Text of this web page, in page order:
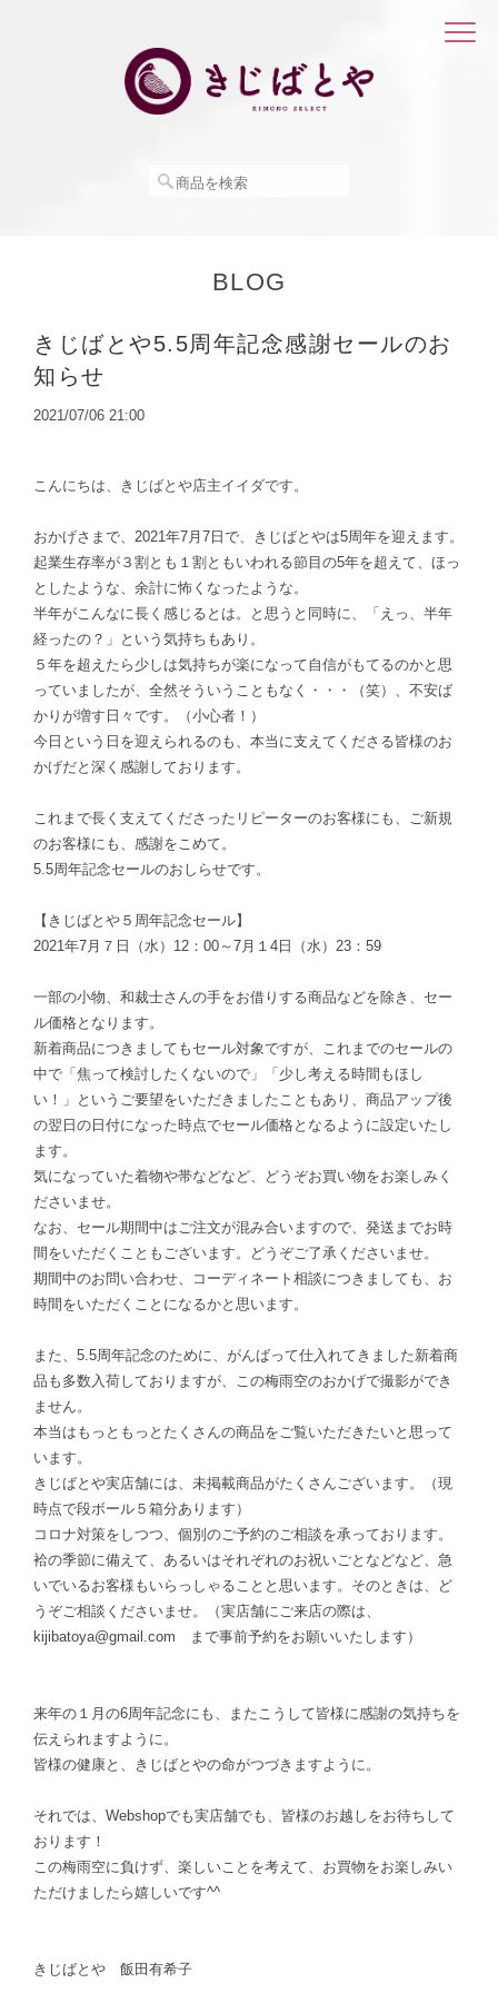
BLOG
きじばとや5.5周年記念感謝セールのお
知らせ
2021/07/06 21:00
こんにちは、きじばとや店主イイダです。
おかげさまで、2021年7月7日で、きじばとやは5周年を迎えます。
起業生存率が３割とも１割ともいわれる節目の5年を超えて、ほっ
としたような、余計に怖くなったような。
半年がこんなに長く感じるとは。と思うと同時に、「えっ、半年
経ったの？」という気持ちもあり。
５年を超えたら少しは気持ちが楽になって自信がもてるのかと思
っていましたが、全然そういうこともなく・・・（笑）、不安ば
かりが増す日々です。（小心者！）
今日という日を迎えられるのも、本当に支えてくださる皆様のお
かげだと深く感謝しております。
これまで長く支えてくださったリピーターのお客様にも、ご新規
のお客様にも、感謝をこめて。
5.5周年記念セールのおしらせです。
【きじばとや５周年記念セール】
2021年7月７日（水）12：00～7月１4日（水）23：59
一部の小物、和裁士さんの手をお借りする商品などを除き、セー
ル価格となります。
新着商品につきましてもセール対象ですが、これまでのセールの
中で「焦って検討したくないので」「少し考える時間もほし
い！」というご要望をいただきましたこともあり、商品アップ後
の翌日の日付になった時点でセール価格となるように設定いたし
ます。
気になっていた着物や帯などなど、どうぞお買い物をお楽しみく
ださいませ。
なお、セール期間中はご注文が混み合いますので、発送までお時
間をいただくこともございます。どうぞご了承くださいませ。
期間中のお問い合わせ、コーディネート相談につきましても、お
時間をいただくことになるかと思います。
また、5.5周年記念のために、がんばって仕入れてきました新着商
品も多数入荷しておりますが、この梅雨空のおかげで撮影ができ
ません。
本当はもっともっとたくさんの商品をご覧いただきたいと思って
います。
きじばとや実店舗には、未掲載商品がたくさんございます。（現
時点で段ボール５箱分あります）
コロナ対策をしつつ、個別のご予約のご相談を承っております。
袷の季節に備えて、あるいはそれぞれのお祝いごとなどなど、急
いでいるお客様もいらっしゃることと思います。そのときは、ど
うぞご相談くださいませ。（実店舗にご来店の際は、
kijibatoya@gmail.com まで事前予約をお願いいたします）
来年の１月の6周年記念にも、またこうして皆様に感謝の気持ちを
伝えられますように。
皆様の健康と、きじばとやの命がつづきますように。
それでは、Webshopでも実店舗でも、皆様のお越しをお待ちして
おります！
この梅雨空に負けず、楽しいことを考えて、お買物をお楽しみい
ただけましたら嬉しいです^^
きじばとや 飯田有希子